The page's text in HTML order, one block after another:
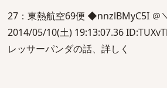
27：東熱航空69便 ◆nnzlBMyC5I ＠
2014/05/10(土) 19:13:07.36
レッサーパンダの話、詳しく